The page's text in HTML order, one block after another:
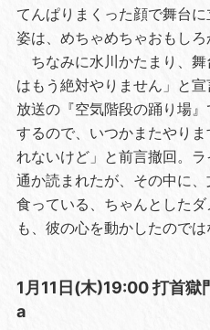
てんぱりまくった顔で舞台
姿は、めちゃめちゃおもしろ
ちなみに水川かたまり、
はもう絶対やりません」と
放送の『空気階段の踊り場
するので、いつかまたやり
れないけど」と前言撤回。
通か読まれたが、その中に
食っている、ちゃんとした
も、彼の心を動かしたのでは
1月11日(木)19:00 打首
a